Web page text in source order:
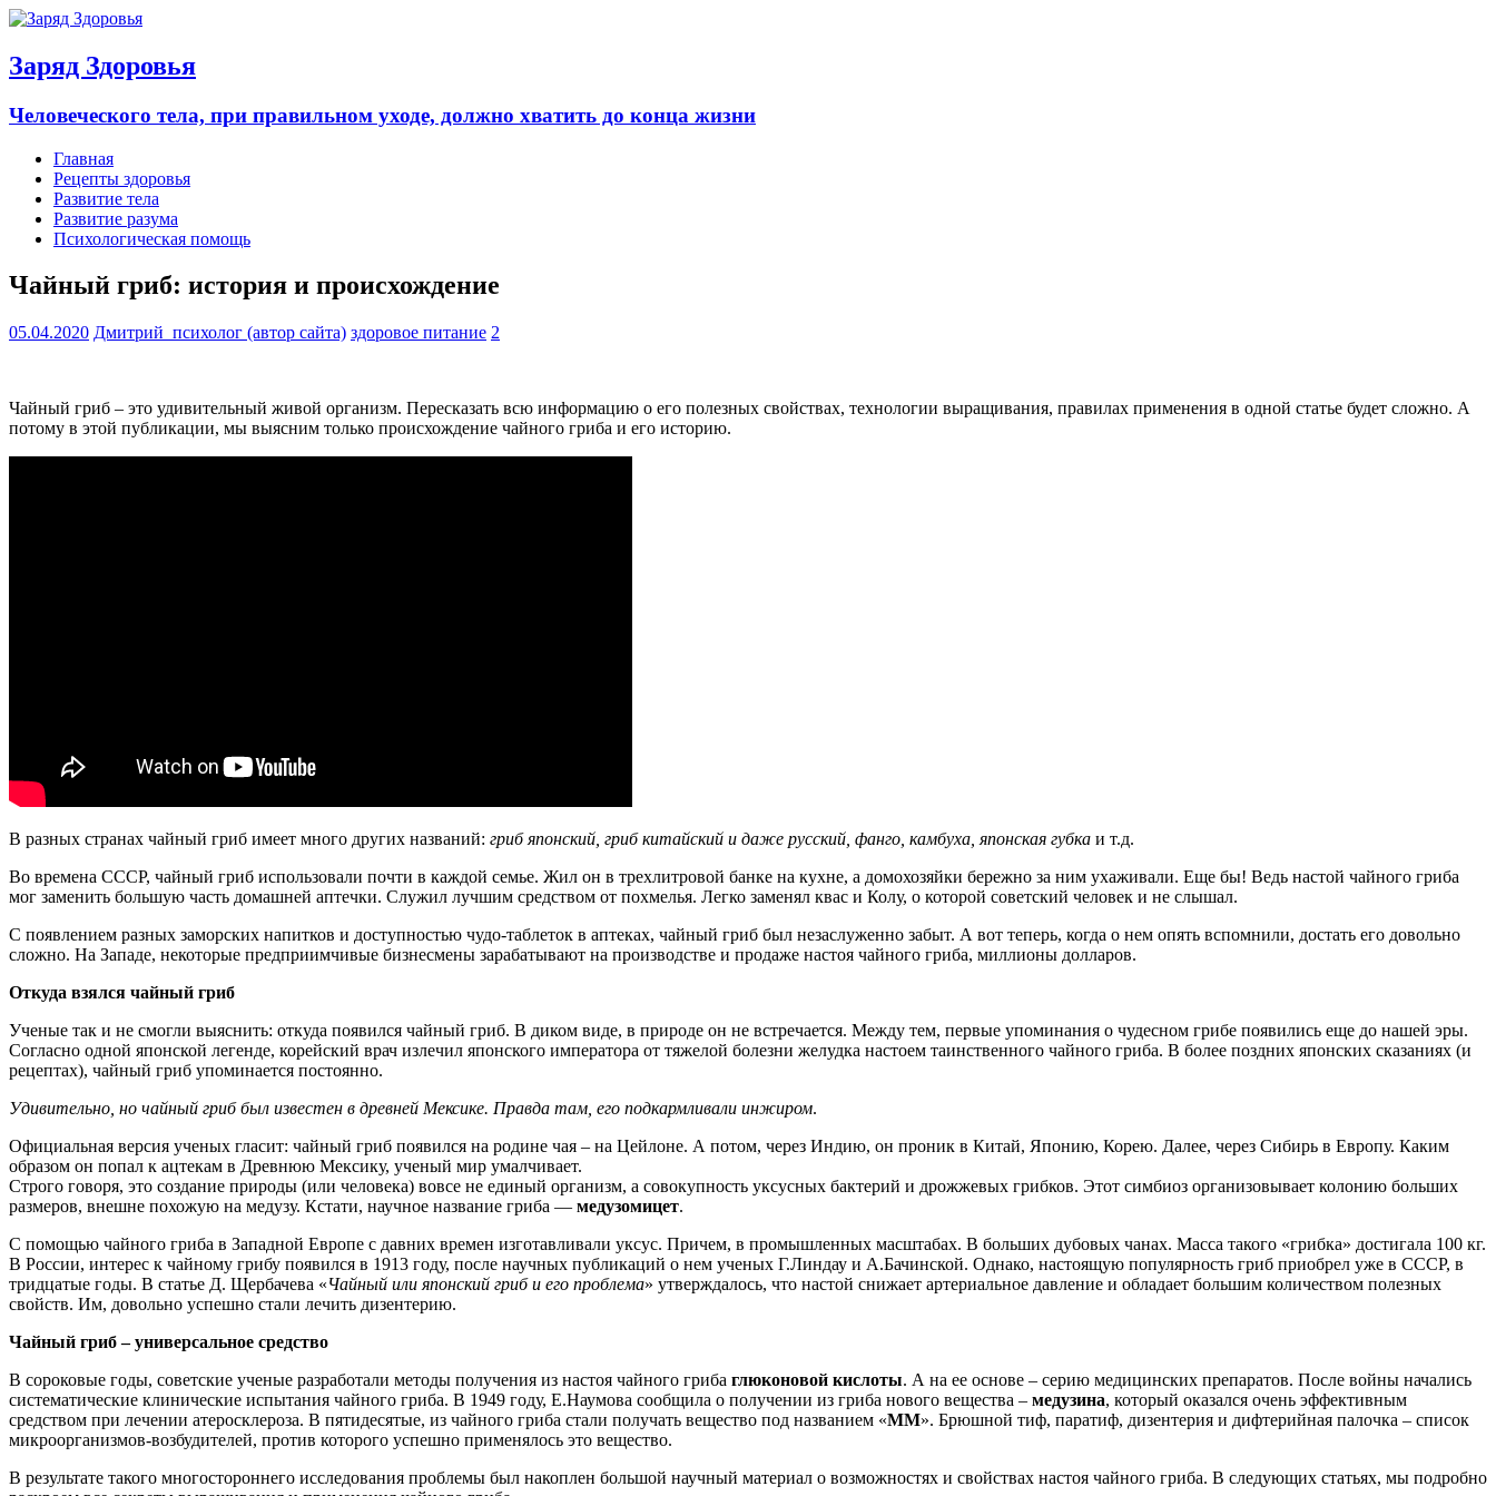
Заряд Здоровья
Человеческого тела, при правильном уходе, должно хватить до конца жизни
Главная
Рецепты здоровья
Развитие тела
Развитие разума
Психологическая помощь
Чайный гриб: история и происхождение
05.04.2020 Дмитрий_психолог (автор сайта) здоровое питание 2
Чайный гриб – это удивительный живой организм. Пересказать всю информацию о его полезных свойствах, технологии выращивания, правилах применения в одной статье будет сложно. А
потому в этой публикации, мы выясним только происхождение чайного гриба и его историю.
В разных странах чайный гриб имеет много других названий: гриб японский, гриб китайский и даже русский, фанго, камбуха, японская губка и т.д.
Во времена СССР, чайный гриб использовали почти в каждой семье. Жил он в трехлитровой банке на кухне, а домохозяйки бережно за ним ухаживали. Еще бы! Ведь настой чайного гриба
мог заменить большую часть домашней аптечки. Служил лучшим средством от похмелья. Легко заменял квас и Колу, о которой советский человек и не слышал.
С появлением разных заморских напитков и доступностью чудо-таблеток в аптеках, чайный гриб был незаслуженно забыт. А вот теперь, когда о нем опять вспомнили, достать его довольно
сложно. На Западе, некоторые предприимчивые бизнесмены зарабатывают на производстве и продаже настоя чайного гриба, миллионы долларов.
Откуда взялся чайный гриб
Ученые так и не смогли выяснить: откуда появился чайный гриб. В диком виде, в природе он не встречается. Между тем, первые упоминания о чудесном грибе появились еще до нашей эры.
Согласно одной японской легенде, корейский врач излечил японского императора от тяжелой болезни желудка настоем таинственного чайного гриба. В более поздних японских сказаниях (и
рецептах), чайный гриб упоминается постоянно.
Удивительно, но чайный гриб был известен в древней Мексике. Правда там, его подкармливали инжиром.
Официальная версия ученых гласит: чайный гриб появился на родине чая – на Цейлоне. А потом, через Индию, он проник в Китай, Японию, Корею. Далее, через Сибирь в Европу. Каким
образом он попал к ацтекам в Древнюю Мексику, ученый мир умалчивает.
Строго говоря, это создание природы (или человека) вовсе не единый организм, а совокупность уксусных бактерий и дрожжевых грибков. Этот симбиоз организовывает колонию больших
размеров, внешне похожую на медузу. Кстати, научное название гриба — медузомицет.
С помощью чайного гриба в Западной Европе с давних времен изготавливали уксус. Причем, в промышленных масштабах. В больших дубовых чанах. Масса такого «грибка» достигала 100 кг.
В России, интерес к чайному грибу появился в 1913 году, после научных публикаций о нем ученых Г.Линдау и А.Бачинской. Однако, настоящую популярность гриб приобрел уже в СССР, в
тридцатые годы. В статье Д. Щербачева «Чайный или японский гриб и его проблема» утверждалось, что настой снижает артериальное давление и обладает большим количеством полезных
свойств. Им, довольно успешно стали лечить дизентерию.
Чайный гриб – универсальное средство
В сороковые годы, советские ученые разработали методы получения из настоя чайного гриба глюконовой кислоты. А на ее основе – серию медицинских препаратов. После войны начались
систематические клинические испытания чайного гриба. В 1949 году, Е.Наумова сообщила о получении из гриба нового вещества – медузина, который оказался очень эффективным
средством при лечении атеросклероза. В пятидесятые, из чайного гриба стали получать вещество под названием «ММ». Брюшной тиф, паратиф, дизентерия и дифтерийная палочка – список
микроорганизмов-возбудителей, против которого успешно применялось это вещество.
В результате такого многостороннего исследования проблемы был накоплен большой научный материал о возможностях и свойствах настоя чайного гриба. В следующих статьях, мы подробно